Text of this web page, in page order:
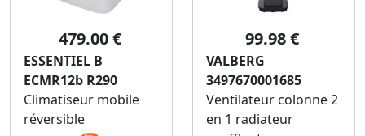
479.00 €
ESSENTIEL B
ECMR12b R290
Climatiseur mobile
réversible
99.98 €
VALBERG
3497670001685
Ventilateur colonne 2
en 1 radiateur